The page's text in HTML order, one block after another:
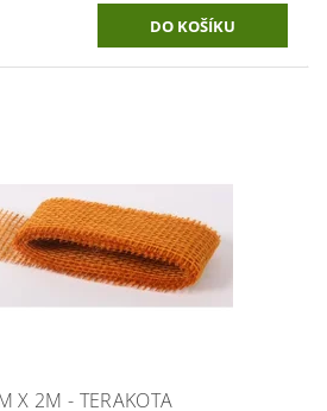
X 2M - TERAKOTA